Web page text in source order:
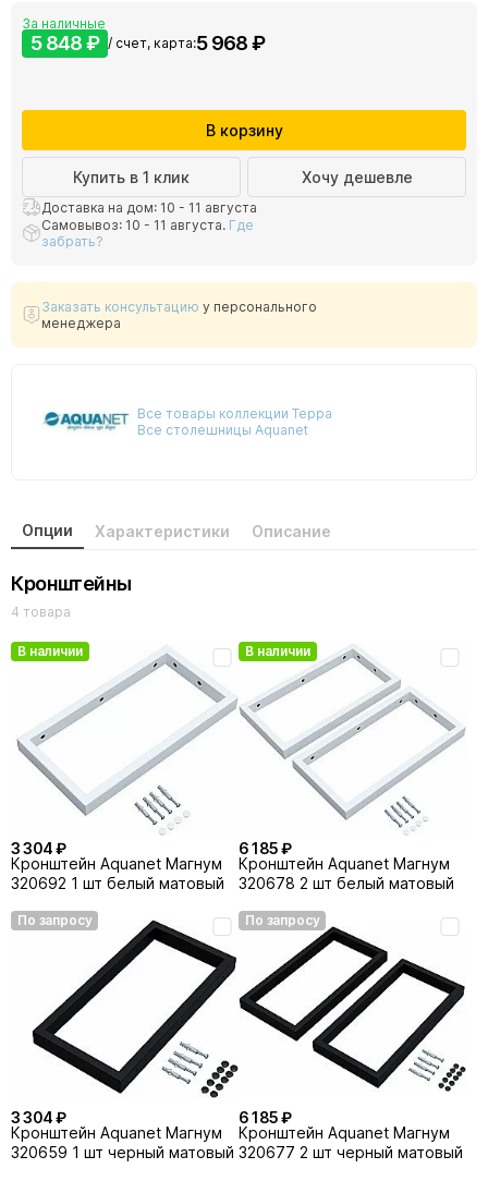
За наличные
5 848 ₽ / счет, карта:5 968 ₽
В корзину
Купить в 1 клик Хочу дешевле
Доставка на дом: 10 - 11 августа
Самовывоз: 10 - 11 августа. Где
забрать?
Заказать консультацию у персонального
менеджера
Все товары коллекции Терра
Все столешницы Aquanet
Опции Характеристики Описание
Кронштейны
4 товара
В наличии
3 304 ₽
Кронштейн Aquanet Магнум
320692 1 шт белый матовый
В наличии
6 185 ₽
Кронштейн Aquanet Магнум
320678 2 шт белый матовый
По запросу
3 304 ₽
Кронштейн Aquanet Магнум
320659 1 шт черный матовый
По запросу
6 185 ₽
Кронштейн Aquanet Магнум
320677 2 шт черный матовый